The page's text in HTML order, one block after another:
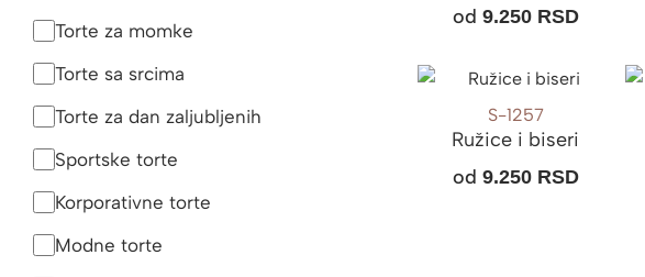
od 9.250 RSD
S-1257
Ružice i biseri
od 9.250 RSD
Torte za momke
Torte sa srcima
Torte za dan zaljubljenih
Sportske torte
Korporativne torte
Modne torte